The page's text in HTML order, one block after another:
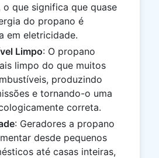
o que significa que quase
do propano é
em eletricidade.
Limpo: O propano
limpo do que muitos
produzindo
e tornando-o uma
correta.
: Geradores a propano
desde pequenos
até casas inteiras,